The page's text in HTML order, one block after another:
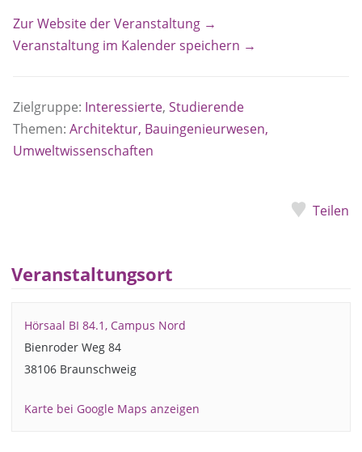
Zur Website der Veranstaltung →
Veranstaltung im Kalender speichern →
Zielgruppe: Interessierte, Studierende
Themen: Architektur, Bauingenieurwesen,
Umweltwissenschaften
Teilen
Veranstaltungsort
Hörsaal BI 84.1, Campus Nord
Bienroder Weg 84
38106 Braunschweig
Karte bei Google Maps anzeigen